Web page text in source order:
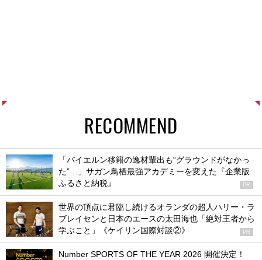
RECOMMEND
「バイエルン移籍の逸材輩出も“グラウンドがなかっ
た”…」サガン鳥栖最強アカデミーを変えた『企業版
ふるさと納税』
PR
世界の頂点に君臨し続けるオランダの超人ハリー・ラ
ブレイセンと日本のエースの太田海也「絶対王者から
学ぶこと」《ケイリン国際対談②》
PR
Number SPORTS OF THE YEAR 2026 開催決定！